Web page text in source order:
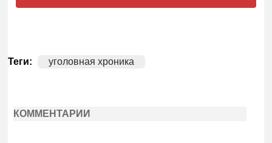
Теги: уголовная хроника
КОММЕНТАРИИ